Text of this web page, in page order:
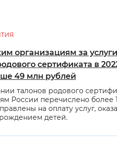
организациям за
сертификата в
49 млн рублей
талонов родового
России перечислено более
на оплату услуг,
детей.